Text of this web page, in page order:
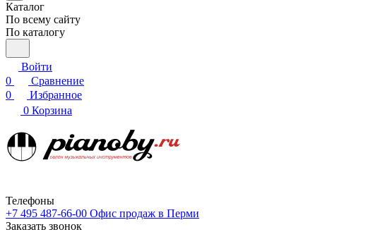
Каталог
По всему сайту
По каталогу
Войти
0
Сравнение
0
Избранное
0 Корзина
Телефоны
+7 495 487-66-00 Офис продаж в Перми
Заказать звонок